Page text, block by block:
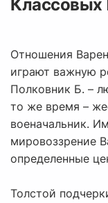
Классовых
Отношения
играют важную
Полковник Б. –
то же время –
военачальник.
мировоззрение
определенные
Толстой